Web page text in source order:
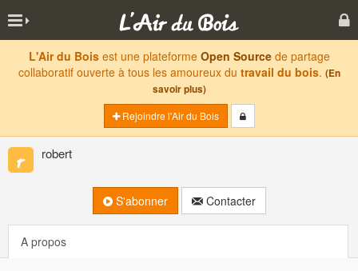
L'Air du Boisest une plateforme Open Sourcede partage
collaboratif ouverte à tous les amoureux du travail du bois. (En
savoir plus)
Rejoindre l'Air du Bois
robert
S'abonner Contacter
A propos